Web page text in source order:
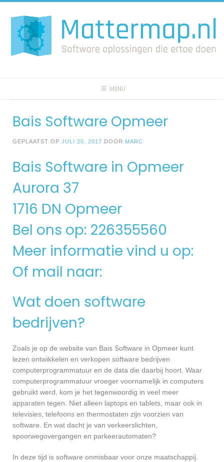
naar
inhoud
MENU
Bais Software Opmeer
GEPLAATST OP JULI 20, 2017 DOOR MARC
Bais Software in Opmeer
Aurora 37
1716 DN Opmeer
Bel ons op: 226355560
Meer informatie vind u op:
Of mail naar:
Wat doen software
bedrijven?
Zoals je op de website van Bais Software in Opmeer kunt
lezen ontwikkelen en verkopen software bedrijven
computerprogrammatuur en de data die daarbij hoort. Waar
computerprogrammatuur vroeger voornamelijk in computers
gebruikt werd, kom je het tegenwoordig in veel meer
apparaten tegen. Niet alleen laptops en tablets, maar ook in
televisies, telefoons en thermostaten zijn voorzien van
software. En wat dacht je van verkeerslichten,
spoorwegovergangen en parkeerautomaten?
In deze tijd is software onmisbaar voor onze maatschappij.